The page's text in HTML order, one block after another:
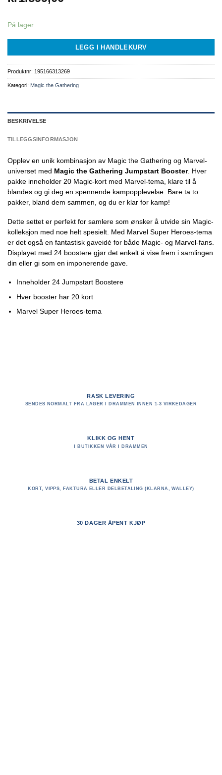
På lager
LEGG I HANDLEKURV
Produktnr: 195166313269
Kategori: Magic the Gathering
BESKRIVELSE
TILLEGGSINFORMASJON
Opplev en unik kombinasjon av Magic the Gathering og Marvel-
universet med Magic the Gathering Jumpstart Booster. Hver
pakke inneholder 20 Magic-kort med Marvel-tema, klare til å
blandes og gi deg en spennende kampopplevelse. Bare ta to
pakker, bland dem sammen, og du er klar for kamp!
Dette settet er perfekt for samlere som ønsker å utvide sin Magic-
kolleksjon med noe helt spesielt. Med Marvel Super Heroes-tema
er det også en fantastisk gaveidé for både Magic- og Marvel-fans.
Displayet med 24 boostere gjør det enkelt å vise frem i samlingen
din eller gi som en imponerende gave.
Inneholder 24 Jumpstart Boostere
Hver booster har 20 kort
Marvel Super Heroes-tema
RASK LEVERING
SENDES NORMALT FRA LAGER I DRAMMEN INNEN 1-3 VIRKEDAGER
KLIKK OG HENT
I BUTIKKEN VÅR I DRAMMEN
BETAL ENKELT
KORT, VIPPS, FAKTURA ELLER DELBETALING (KLARNA, WALLEY)
30 DAGER ÅPENT KJØP